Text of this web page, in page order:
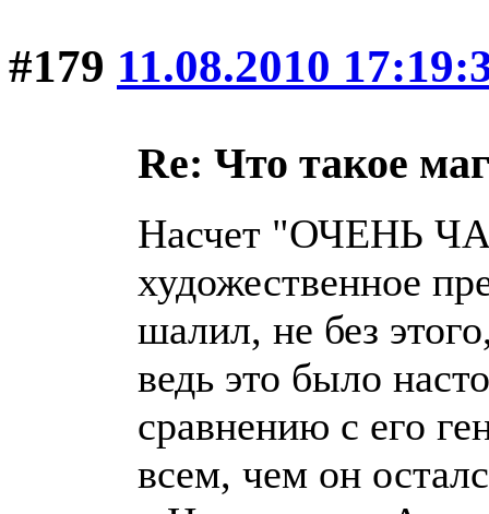
#179 11.08.2010
Re: Что такое
Насчет "ОЧЕНЬ
художественное
шалил, не без
ведь это было
сравнению с его
всем, чем он